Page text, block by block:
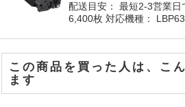
配送目安： 最短2-3営業
6,400枚 対応機種：
この商品を買った人は、こ
ます